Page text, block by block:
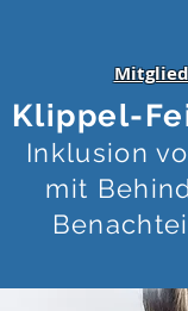
Klippel-
Inklusion
mit